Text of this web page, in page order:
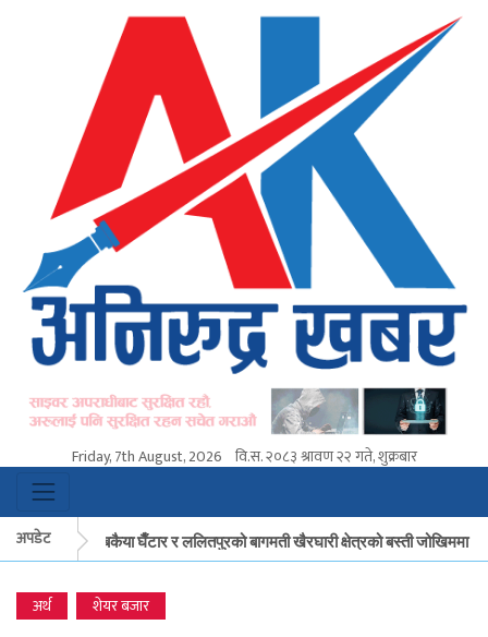
Friday, 7th August, 2026 वि.स.२०८३ श्रावण २२ गते, शुक्रबार
अपडेट
मकवानपुरको बकैया घैँटार र ललितपुरको बागमती खैरघारी क्षेत्रको बस्ती जोखिममा
अर्थ शेयर बजार